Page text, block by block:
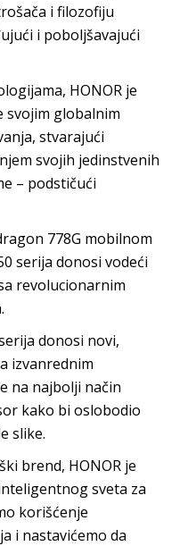
i filozofiju
i poboljšavajući
HONOR je
svojim globalnim
stvarajući
svojih jedinstvenih
– podstičući
778G mobilnom
serija donosi vodeći
revolucionarnim
donosi novi,
izvanrednim
na najbolji način
kako bi oslobodio
slike.
brend, HONOR je
sveta za
korišćenje
i nastavićemo da